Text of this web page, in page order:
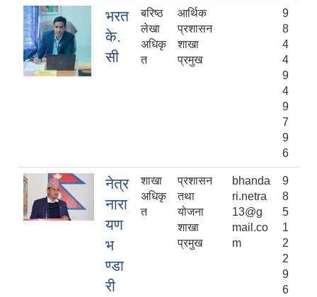
भरत
के.
सी
बरिष्ठ
लेखा
अधिकृ
त
आर्थिक
प्रशासन
शाखा
प्रमुख
9
8
4
4
9
4
9
7
9
6
नेत्र
नारा
यण
भ
ण्डा
री
शाखा
अधिकृ
त
प्रशासन
तथा
योजना
शाखा
प्रमुख
bhanda
ri.netra
13@g
mail.co
m
9
8
5
1
2
2
9
6